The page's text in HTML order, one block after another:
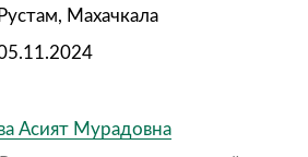
Рустам, Махачкала
Асият Мурадовна